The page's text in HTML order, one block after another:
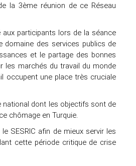
la 3ème réunion de ce Réseau
aux participants lors de la séance
domaine des services publics de
et le partage des bonnes
les marchés du travail du monde
occupent une place très cruciale
national dont les objectifs sont de
chômage en Turquie.
SESRIC afin de mieux servir les
cette période critique de crise